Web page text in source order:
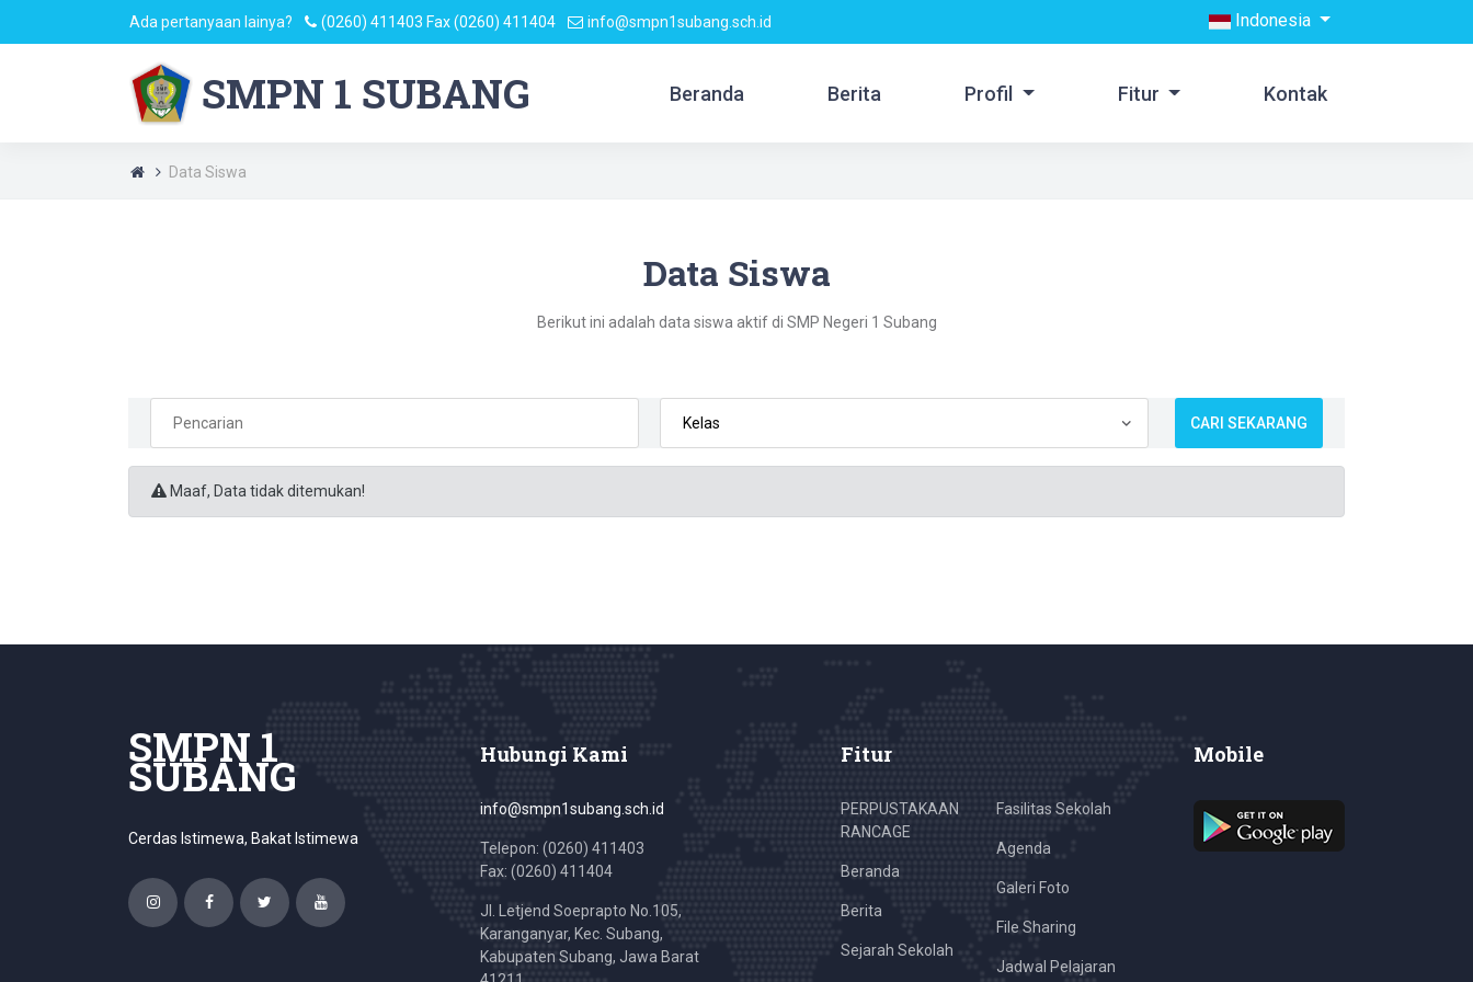
Ada pertanyaan lainya? (0260) 411403 Fax (0260) 411404 info@smpn1subang.sch.id Indonesia
SMPN 1 SUBANG Beranda Berita Profil Fitur Kontak
Data Siswa
Data Siswa
Berikut ini adalah data siswa aktif di SMP Negeri 1 Subang
CARI SEKARANG
Maaf, Data tidak ditemukan!
SMPN 1
SUBANG
Cerdas Istimewa, Bakat Istimewa
Hubungi Kami
info@smpn1subang.sch.id
Telepon: (0260) 411403
Fax: (0260) 411404
Jl. Letjend Soeprapto No.105,
Karanganyar, Kec. Subang,
Kabupaten Subang, Jawa Barat
Fitur
PERPUSTAKAAN
RANCAGE
Beranda
Berita
Sejarah Sekolah
Fasilitas Sekolah
Agenda
Galeri Foto
File Sharing
Jadwal Pelajaran
Mobile